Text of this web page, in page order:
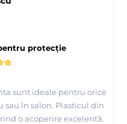
protecție
sunt ideale pentru orice
în salon. Plasticul din
o acoperire excelentă.